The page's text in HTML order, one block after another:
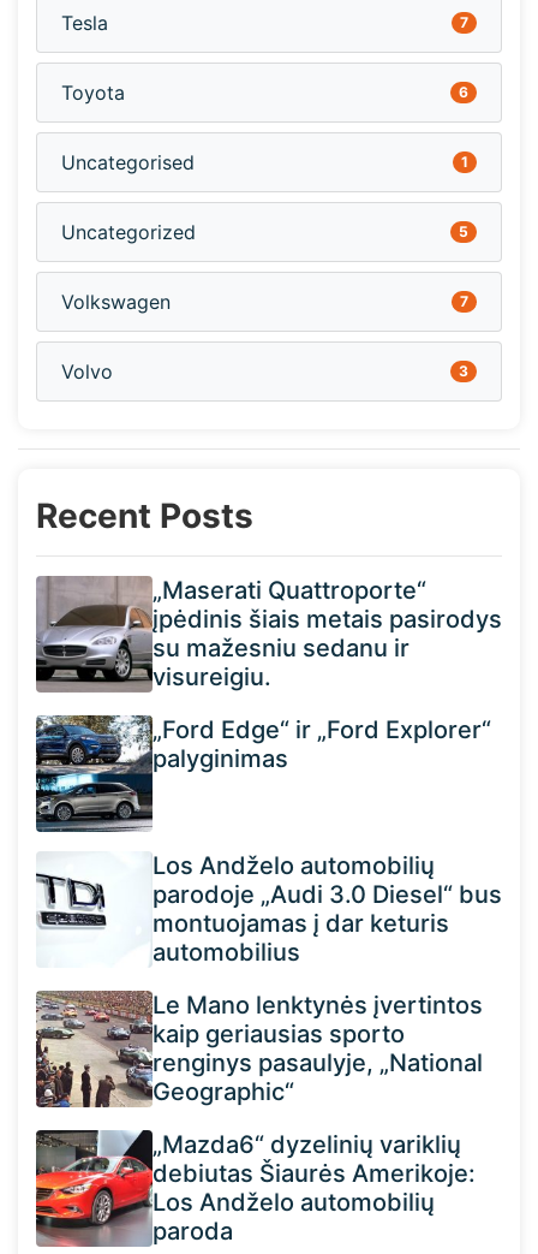
Tesla 7
Toyota 6
Uncategorised 1
Uncategorized 5
Volkswagen 7
Volvo 3
Recent Posts
„Maserati Quattroporte“
įpėdinis šiais metais pasirodys
su mažesniu sedanu ir
visureigiu.
„Ford Edge“ ir „Ford Explorer“
palyginimas
Los Andželo automobilių
parodoje „Audi 3.0 Diesel“ bus
montuojamas į dar keturis
automobilius
Le Mano lenktynės įvertintos
kaip geriausias sporto
renginys pasaulyje, „National
Geographic“
„Mazda6“ dyzelinių variklių
debiutas Šiaurės Amerikoje:
Los Andželo automobilių
paroda